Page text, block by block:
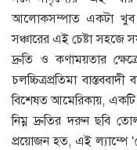
আলােকসম্পাত একটা খুব
সঞ্চারের এই চেষ্টা সহজে
দ্রুতি ও কণাময়তার
চলচ্চিত্রপ্রতিমা
বিশেষত আমেরিকায়, একটি
নিম্ন দ্রুতির দরুন ছবি
প্রয়ােজন হত, এই ল্যাম্পে